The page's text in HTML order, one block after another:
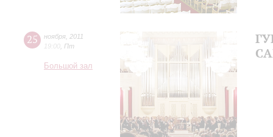
25 ноября 2011
19:00
Пт
Большой зал